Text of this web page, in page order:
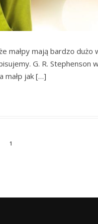
małpy mają bardzo dużo
G. R. Stephenson
małp jak […]
1